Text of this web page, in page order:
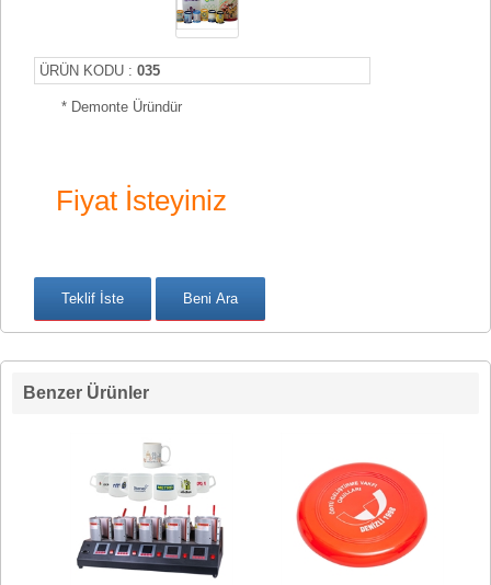
ÜRÜN KODU : 035
* Demonte Üründür
Fiyat İsteyiniz
Benzer Ürünler